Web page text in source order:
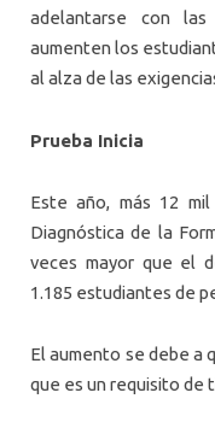
adelantarse con las
aumenten los
al alza de las
Prueba Inicia
Este año, más 12
Diagnóstica de la
veces mayor que el
1.185 estudiantes de
El aumento se debe a
que es un requisito de